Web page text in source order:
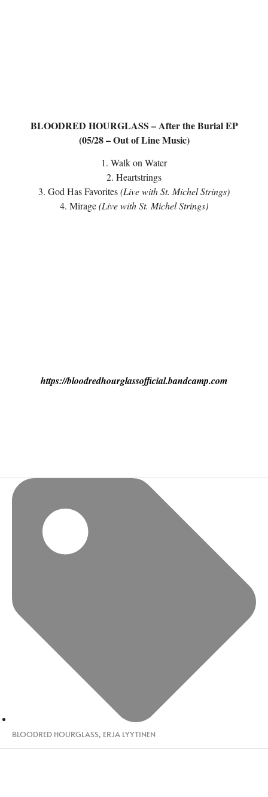
BLOODRED HOURGLASS – After the Burial EP
(05/28 – Out of Line Music)
1. Walk on Water
2. Heartstrings
3. God Has Favorites(Live with St. Michel Strings)
4. Mirage(Live with St. Michel Strings)
https://bloodredhourglassofficial.bandcamp.com
BLOODRED HOURGLASS, ERJA LYYTINEN